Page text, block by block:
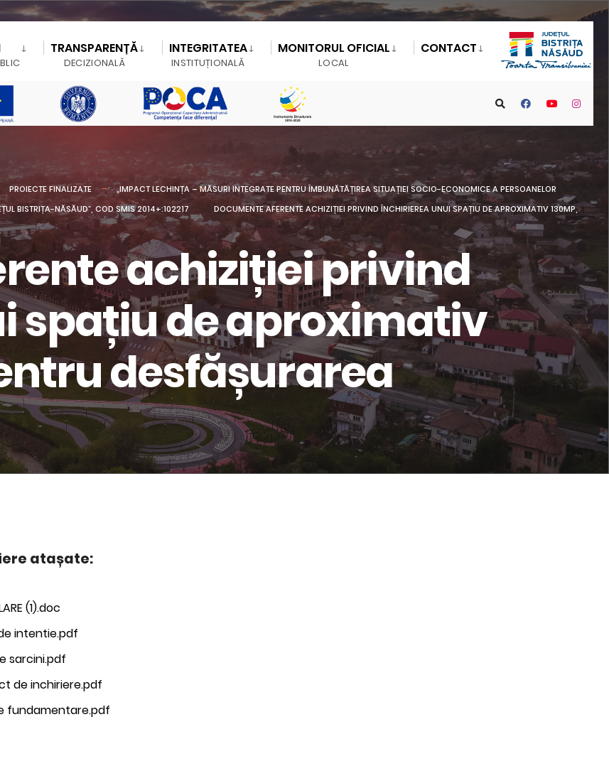
TRANSPARENȚĂ
DECIZIONALĂ
INTEGRITATEA
INSTITUȚIONALĂ
MONITORUL OFICIAL
LOCAL
CONTACT
PROIECTE FINALIZATE
„IMPACT LECHINȚA – MĂSURI INTEGRATE PENTRU ÎMBUNĂTĂȚIREA SITUAȚIEI SOCIO-ECONOMICE A PERSOANELOR
BISTRIȚA-NĂSĂUD”, COD SMIS 2014+:102217
DOCUMENTE AFERENTE ACHIZIȚIEI PRIVIND ÎNCHIRIEREA UNUI SPAȚIU DE APROXIMATIV 130MP,
achiziției privind
spațiu de aproximativ
desfășurarea
atașate:
(1).doc
intentie.pdf
sarcini.pdf
de inchiriere.pdf
fundamentare.pdf